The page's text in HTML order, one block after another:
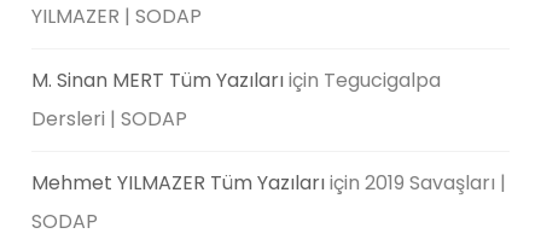
YILMAZER | SODAP
M. Sinan MERT Tüm Yazılarıiçin Tegucigalpa
Dersleri | SODAP
Mehmet YILMAZER Tüm Yazılarıiçin2019 Savaşları |
SODAP